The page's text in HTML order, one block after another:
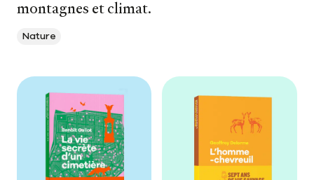
Notre journal
montagnes et climat.
Nature